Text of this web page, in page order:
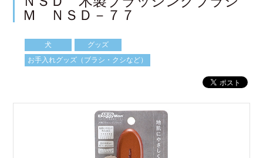
会社情報
採用情報
Ｍ ＮＳＤ－７７
犬
グッズ
お手入れグッズ（ブラシ・クシなど）